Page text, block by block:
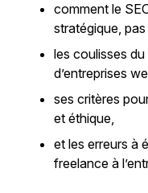
comment le
stratégique,
les coulisses
d’entreprises
ses critères
et éthique,
et les erreurs à
freelance à